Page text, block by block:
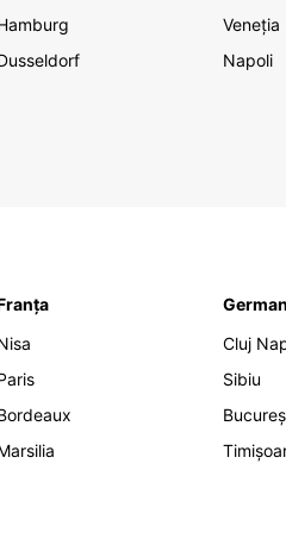
Veneția
Napoli
Cluj
Sibiu